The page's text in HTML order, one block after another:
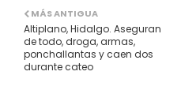
MÁS ANTIGUA
Altiplano, Hidalgo. Aseguran
de todo, droga, armas,
ponchallantas y caen dos
durante cateo